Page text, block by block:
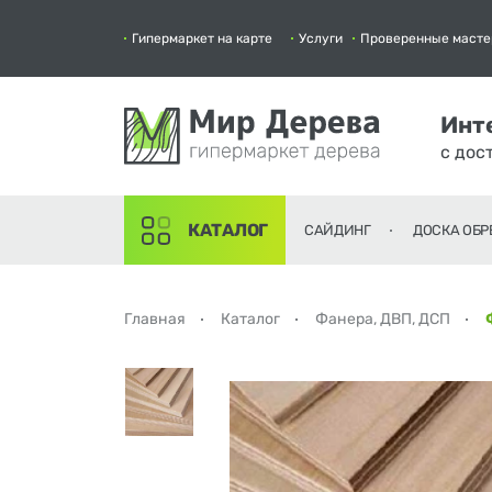
Гипермаркет на карте Услуги Проверенные
с
КАТАЛОГ САЙДИНГ ДОСКА
Главная Каталог Фанера, ДВП, ДСП